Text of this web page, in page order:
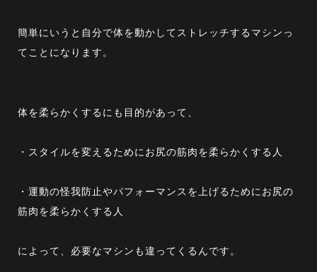
簡単にいうと自分で体を動かしてストレッチするマシンっ
てことになります。
体を柔らかくするにも目的があって、
・スタイルを変えるためにお尻の筋肉を柔らかくする人
・運動の怪我防止やパフォーマンスを上げるためにお尻の
筋肉を柔らかくする人
によって、必要なマシンも違ってくるんです。